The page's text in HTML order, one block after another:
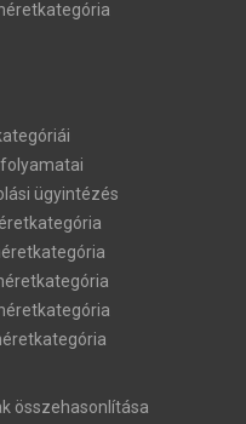
ügyintézés
összehasonlítása